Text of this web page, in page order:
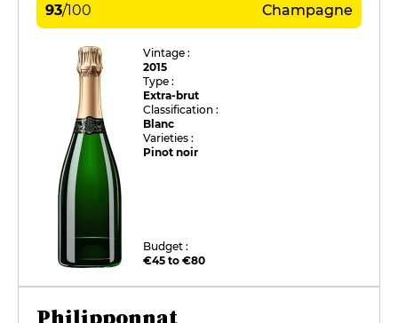
93/100 Champagne
Vintage :
2015
Type :
Extra-brut
Classification :
Blanc
Varieties :
Pinot noir
Budget :
€45 to €80
Philipponnat